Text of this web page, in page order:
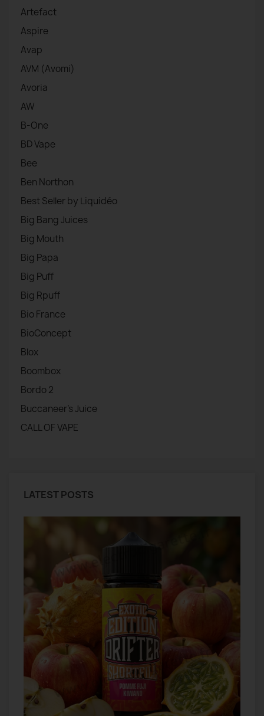
Artefact
Aspire
Avap
AVM (Avomi)
Avoria
AW
B-One
BD Vape
Bee
Ben Northon
Best Seller by Liquidéo
Big Bang Juices
Big Mouth
Big Papa
Big Puff
Big Rpuff
Bio France
BioConcept
Blox
Boombox
Bordo 2
Buccaneer's Juice
CALL OF VAPE
LATEST POSTS